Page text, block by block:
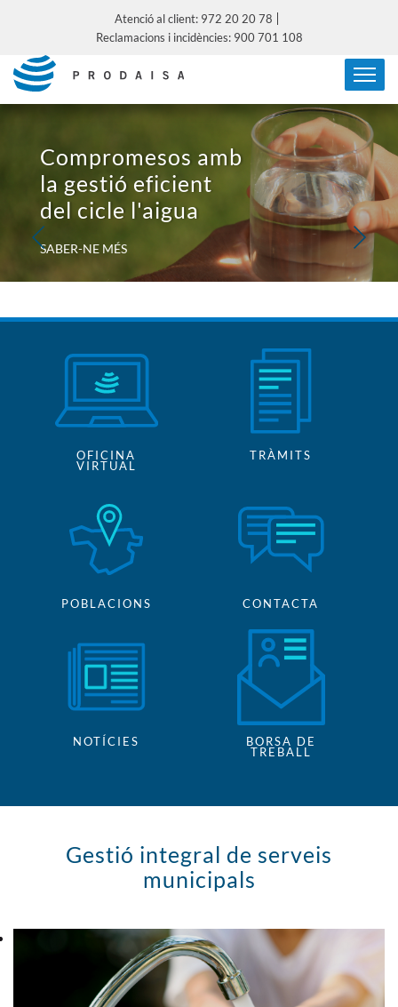
Atenció al client: 972 20 20 78
Reclamacions i incidències: 900 701 108
Compromesos amb
la gestió eficient
del cicle l'aigua
SABER-NE MÉS
OFICINA
VIRTUAL
TRÀMITS
POBLACIONS CONTACTA
NOTÍCIES BORSA DE
TREBALL
Gestió integral de serveis
municipals